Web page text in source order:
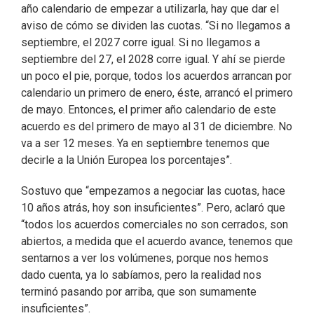
año calendario de empezar a utilizarla, hay que dar el
aviso de cómo se dividen las cuotas. “Si no llegamos a
septiembre, el 2027 corre igual. Si no llegamos a
septiembre del 27, el 2028 corre igual. Y ahí se pierde
un poco el pie, porque, todos los acuerdos arrancan por
calendario un primero de enero, éste, arrancó el primero
de mayo. Entonces, el primer año calendario de este
acuerdo es del primero de mayo al 31 de diciembre. No
va a ser 12 meses. Ya en septiembre tenemos que
decirle a la Unión Europea los porcentajes”.
Sostuvo que “empezamos a negociar las cuotas, hace
10 años atrás, hoy son insuficientes”. Pero, aclaró que
“todos los acuerdos comerciales no son cerrados, son
abiertos, a medida que el acuerdo avance, tenemos que
sentarnos a ver los volúmenes, porque nos hemos
dado cuenta, ya lo sabíamos, pero la realidad nos
terminó pasando por arriba, que son sumamente
insuficientes”.